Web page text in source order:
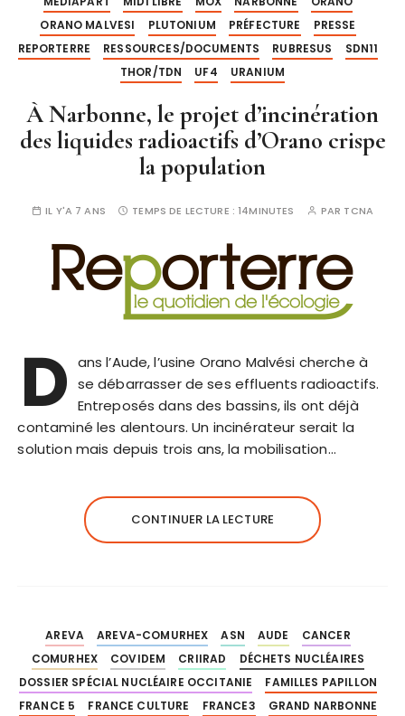
ORANO MALVESI
PLUTONIUM PRÉFECTURE
PRESSE
REPORTERRE
RESSOURCES/DOCUMENTS RUBRESUS
SDN11
THOR/TDN
UF4 URANIUM
À Narbonne, le projet d’incinération
des liquides radioactifs d’Orano crispe
la population
IL Y'A 7 ANS TEMPS DE LECTURE :14MINUTES PAR TCNA
D ans l’Aude, l’usine Orano Malvési cherche à
se débarrasser de ses effluents radioactifs.
Entreposés dans des bassins, ils ont déjà
contaminé les alentours. Un incinérateur serait la
solution mais depuis trois ans, la mobilisation…
CONTINUER LA LECTURE
AREVA AREVA-COMURHEX ASN AUDE
CANCER
COMURHEX
COVIDEM CRIIRAD
DÉCHETS NUCLÉAIRES
DOSSIER SPÉCIAL NUCLÉAIRE OCCITANIE
FAMILLES PAPILLON
FRANCE 5
FRANCE CULTURE FRANCE3
GRAND NARBONNE